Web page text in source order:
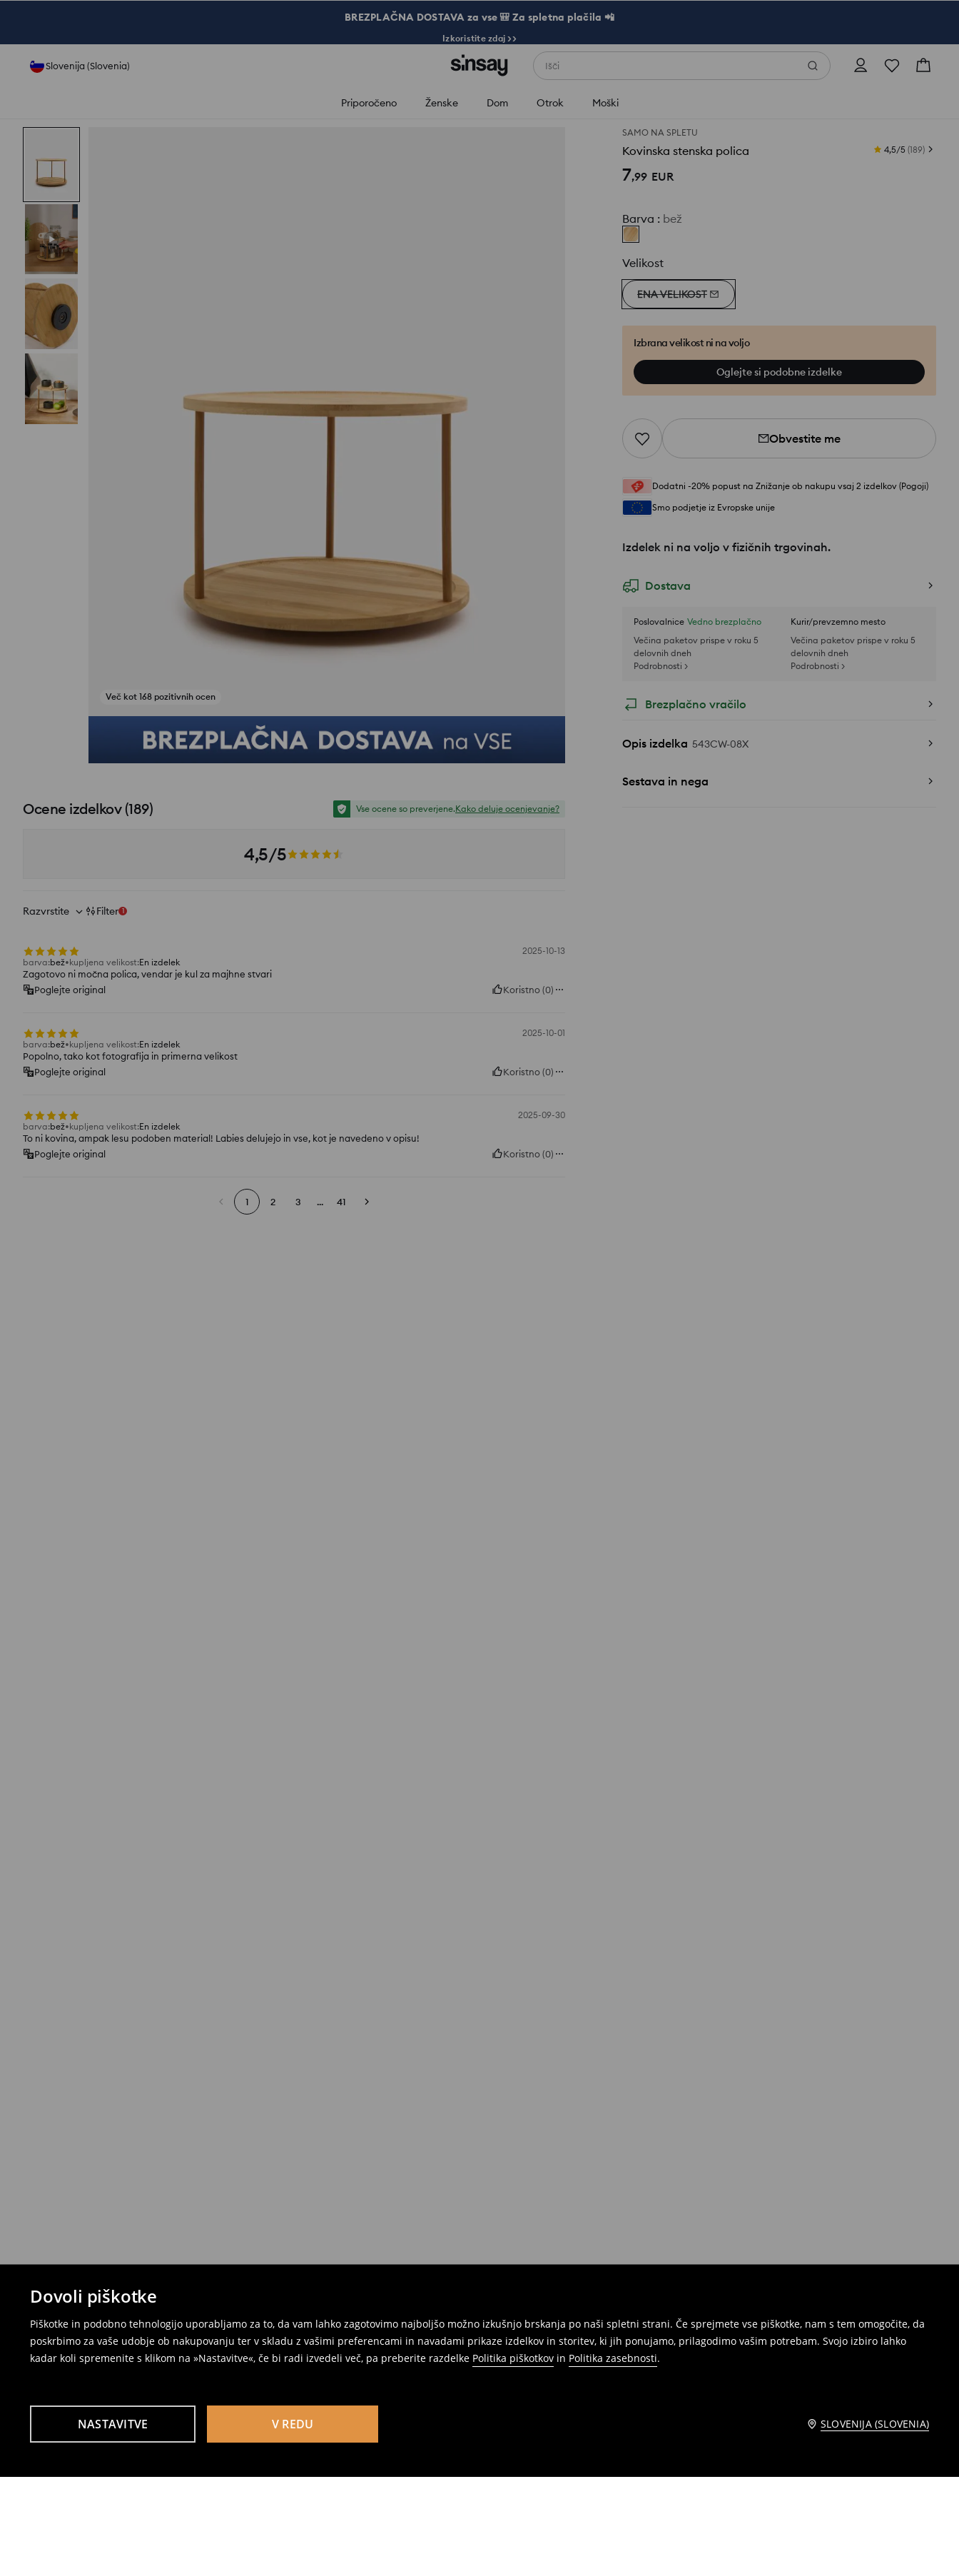
Dovoli piškotke
Piškotke in podobno tehnologijo uporabljamo za to, da vam lahko zagotovimo najboljšo možno izkušnjo brskanja po naši spletni strani. Če sprejmete vse piškotke, nam s tem omogočite, da
poskrbimo za vaše udobje ob nakupovanju ter v skladu z vašimi preferencami in navadami prikaze izdelkov in storitev, ki jih ponujamo, prilagodimo vašim potrebam. Svojo izbiro lahko
kadar koli spremenite s klikom na »Nastavitve«, če bi radi izvedeli več, pa preberite razdelke Politika piškotkov in Politika zasebnosti.
NASTAVITVE V REDU SLOVENIJA (SLOVENIA)
BREZPLAČNA DOSTAVA za vse 🎒 Za spletna plačila 📲
Izkoristite zdaj >>
Slovenija (Slovenia) Išči
Priporočeno Ženske Dom Otrok Moški
SAMO NA SPLETU
Kovinska stenska polica 4,5/5 (189)
7,99 EUR
Barva : bež
Velikost
ENA VELIKOST
Izbrana velikost ni na voljo
Oglejte si podobne izdelke
Obvestite me
Dodatni -20% popust na Znižanje ob nakupu vsaj 2 izdelkov (Pogoji)
Smo podjetje iz Evropske unije
Izdelek ni na voljo v fizičnih trgovinah.
Dostava
Poslovalnice Vedno brezplačno
Večina paketov prispe v roku 5
delovnih dneh
Podrobnosti >
Kurir/prevzemno mesto
Večina paketov prispe v roku 5
delovnih dneh
Podrobnosti >
Brezplačno vračilo
Opis izdelka 543CW-08X
Sestava in nega
Več kot 168 pozitivnih ocen
Poglej fotografije iz ocen
Ocene izdelkov(189) Vse ocene so preverjene.Kako deluje ocenjevanje?
4,5/5
Razvrstite Filter 1
2025-10-13
barva:bež kupljena velikost:En izdelek
Zagotovo ni močna polica, vendar je kul za majhne stvari
Poglejte original
Koristno(0)
2025-10-01
barva:bež kupljena velikost:En izdelek
Popolno, tako kot fotografija in primerna velikost
Poglejte original
Koristno(0)
2025-09-30
barva:bež kupljena velikost:En izdelek
To ni kovina, ampak lesu podoben material! Labies delujejo in vse, kot je navedeno v opisu!
Poglejte original
Koristno(0)
1 2 3 ... 41